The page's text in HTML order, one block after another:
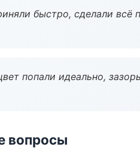
быстро, сделали всё
попали идеально,
вопросы